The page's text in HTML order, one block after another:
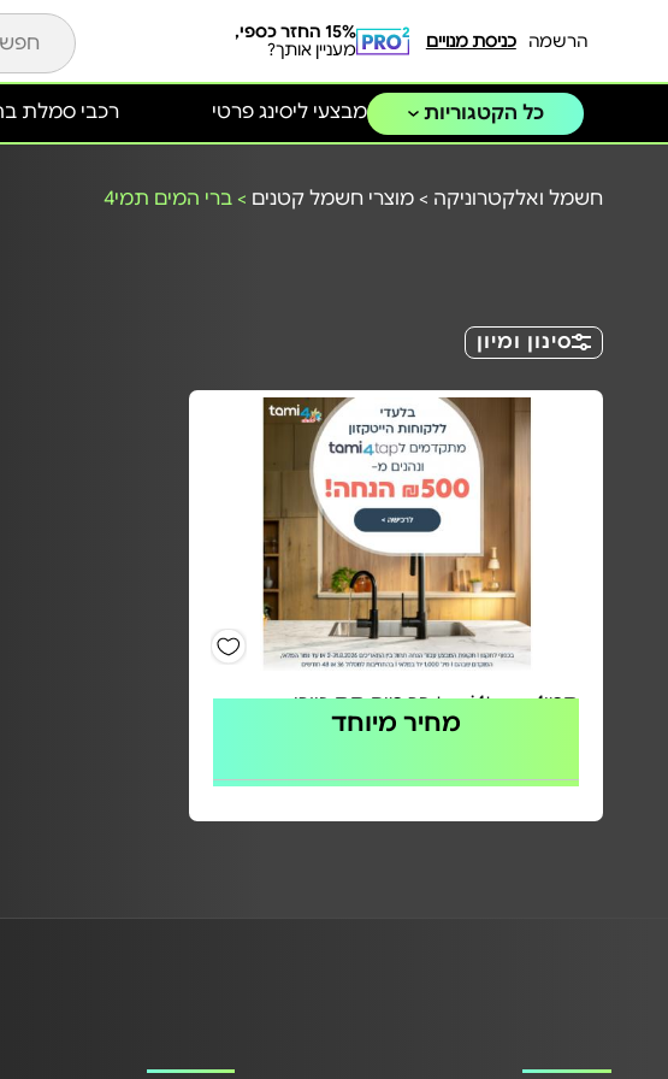
הרשמה כניסת מנויים
15% החזר כספי,
מעניין אותך?
כל הקטגוריות מבצעי ליסינג פרטי רכבי סמלת
חשמל ואלקטרוניקה > מוצרי חשמל קטנים > ברי המים תמי4
סינון ומיון
תמי4 - tami4tap בר מים תת כיורי
מחיר מיוחד